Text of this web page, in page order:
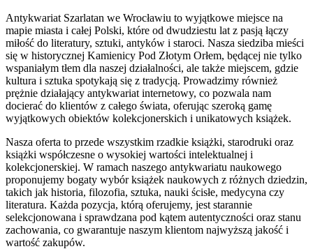
Antykwariat Szarlatan we Wrocławiu to wyjątkowe miejsce na
mapie miasta i całej Polski, które od dwudziestu lat z pasją łączy
miłość do literatury, sztuki, antyków i staroci. Nasza siedziba mieści
się w historycznej Kamienicy Pod Złotym Orłem, będącej nie tylko
wspaniałym tłem dla naszej działalności, ale także miejscem, gdzie
kultura i sztuka spotykają się z tradycją. Prowadzimy również
prężnie działający antykwariat internetowy, co pozwala nam
docierać do klientów z całego świata, oferując szeroką gamę
wyjątkowych obiektów kolekcjonerskich i unikatowych książek.
Nasza oferta to przede wszystkim rzadkie książki, starodruki oraz
książki współczesne o wysokiej wartości intelektualnej i
kolekcjonerskiej. W ramach naszego antykwariatu naukowego
proponujemy bogaty wybór książek naukowych z różnych dziedzin,
takich jak historia, filozofia, sztuka, nauki ścisłe, medycyna czy
literatura. Każda pozycja, którą oferujemy, jest starannie
selekcjonowana i sprawdzana pod kątem autentyczności oraz stanu
zachowania, co gwarantuje naszym klientom najwyższą jakość i
wartość zakupów.